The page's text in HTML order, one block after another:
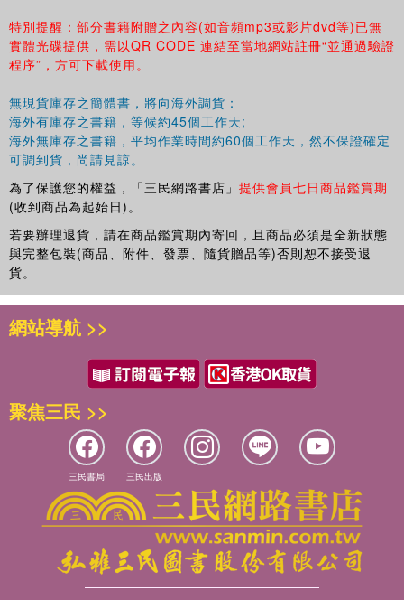
Section A Company Organization
Seotion B Youth in the United States“GeographicaI lI I iterate
MostlY
Part Three Grammar and Exercises
Part Four Guided Writfng
Unit 4 Making ApoIogies?
Part one Listening and Speaking
Section B Speaking
Part Two Reading
Section A How to Make an ApoIogy?(I)
Section B H0w to Make arl ApoIogy?(II)
Part Three Grammar and Exeroises
Part Four Guided Writing
Unit 5 Interview
Part one LIstening and Speaking
Section A Listening
Section B Speaking
Part Two Readfng
Section A Interview for a Tour Guide
Section B Interview
Part TllFee Grammar and Exercises
Part Four Guided Writlng
Unit 6 Campus Life
Part One Listening and Speaking
Section A Listening
Section B Speaking
Part Two Reading
特別提醒：部分書籍附贈之內容(如音頻mp3或影片dvd等)已無
實體光碟提供，需以QR CODE 連結至當地網站註冊“並通過驗證
程序”，方可下載使用。
無現貨庫存之簡體書，將向海外調貨：
海外有庫存之書籍，等候約45個工作天;
海外無庫存之書籍，平均作業時間約60個工作天，然不保證確定
可調到貨，尚請見諒。
為了保護您的權益，「三民網路書店」 提供會員七日商品鑑賞期
(收到商品為起始日)。
若要辦理退貨，請在商品鑑賞期內寄回，且商品必須是全新狀態
與完整包裝(商品、附件、發票、隨貨贈品等)否則恕不接受退
貨。
網站導航 >>
聚焦三民 >>
三民書局 三民出版